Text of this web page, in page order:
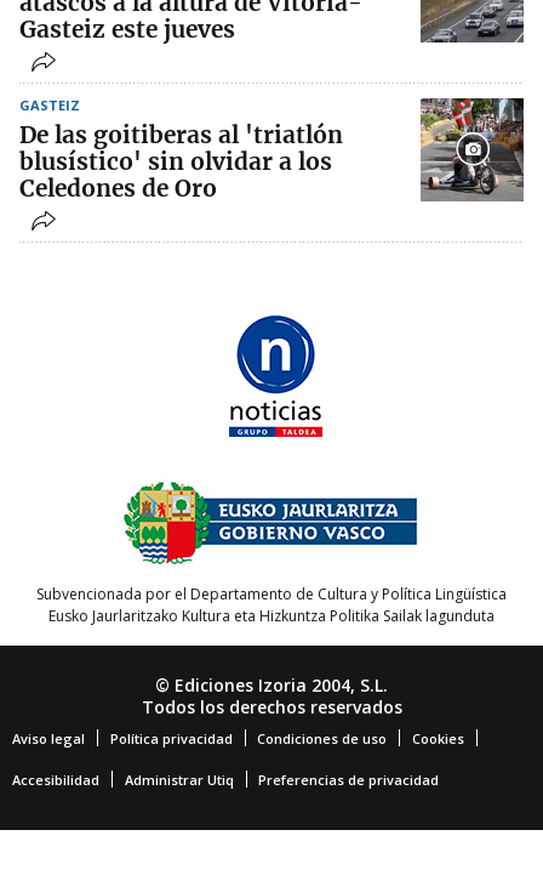
Gasteiz este jueves
GASTEIZ
De las goitiberas al 'triatlón
blusístico' sin olvidar a los
Celedones de Oro
Subvencionada por el Departamento de Cultura y Política Lingüística
Eusko Jaurlaritzako Kultura eta Hizkuntza Politika Sailak lagunduta
© Ediciones Izoria 2004, S.L.
Todos los derechos reservados
Aviso legal Política privacidad Condiciones de uso Cookies
Accesibilidad Administrar Utiq Preferencias de privacidad